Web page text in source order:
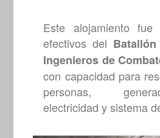
Este alojamiento fue
efectivos del
Ingenieros de
con capacidad para
personas,
electricidad y sistema